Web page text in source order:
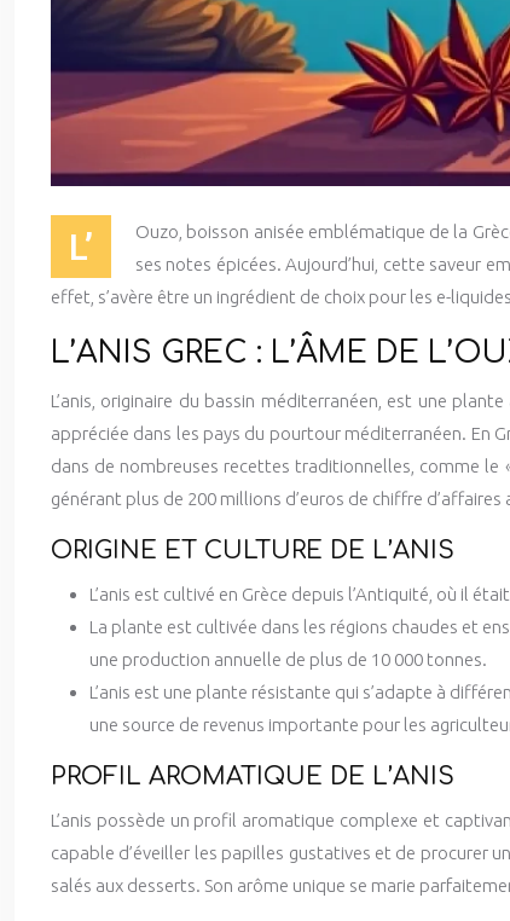
L’
Ouzo, boisson anisée emblématique de la
ses notes épicées. Aujourd’hui, cette saveur
effet, s’avère être un ingrédient de choix pour les e-
L’ANIS GREC : L’ÂME DE
L’anis, originaire du bassin méditerranéen, est une
appréciée dans les pays du pourtour méditerranéen. En
dans de nombreuses recettes traditionnelles, comme le
générant plus de 200 millions d’euros de chiffre d’affaires
ORIGINE ET CULTURE DE L’ANIS
L’anis est cultivé en Grèce depuis l’Antiquité, où il
La plante est cultivée dans les régions chaudes et
une production annuelle de plus de 10 000 tonnes.
L’anis est une plante résistante qui s’adapte à
une source de revenus importante pour les
PROFIL AROMATIQUE DE L’ANIS
L’anis possède un profil aromatique complexe et
capable d’éveiller les papilles gustatives et de procurer
salés aux desserts. Son arôme unique se marie